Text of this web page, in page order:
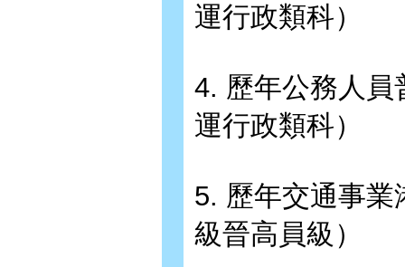
運行政類科）
4. 歷年公務人員
運行政類科）
5. 歷年交通事業
級晉高員級）